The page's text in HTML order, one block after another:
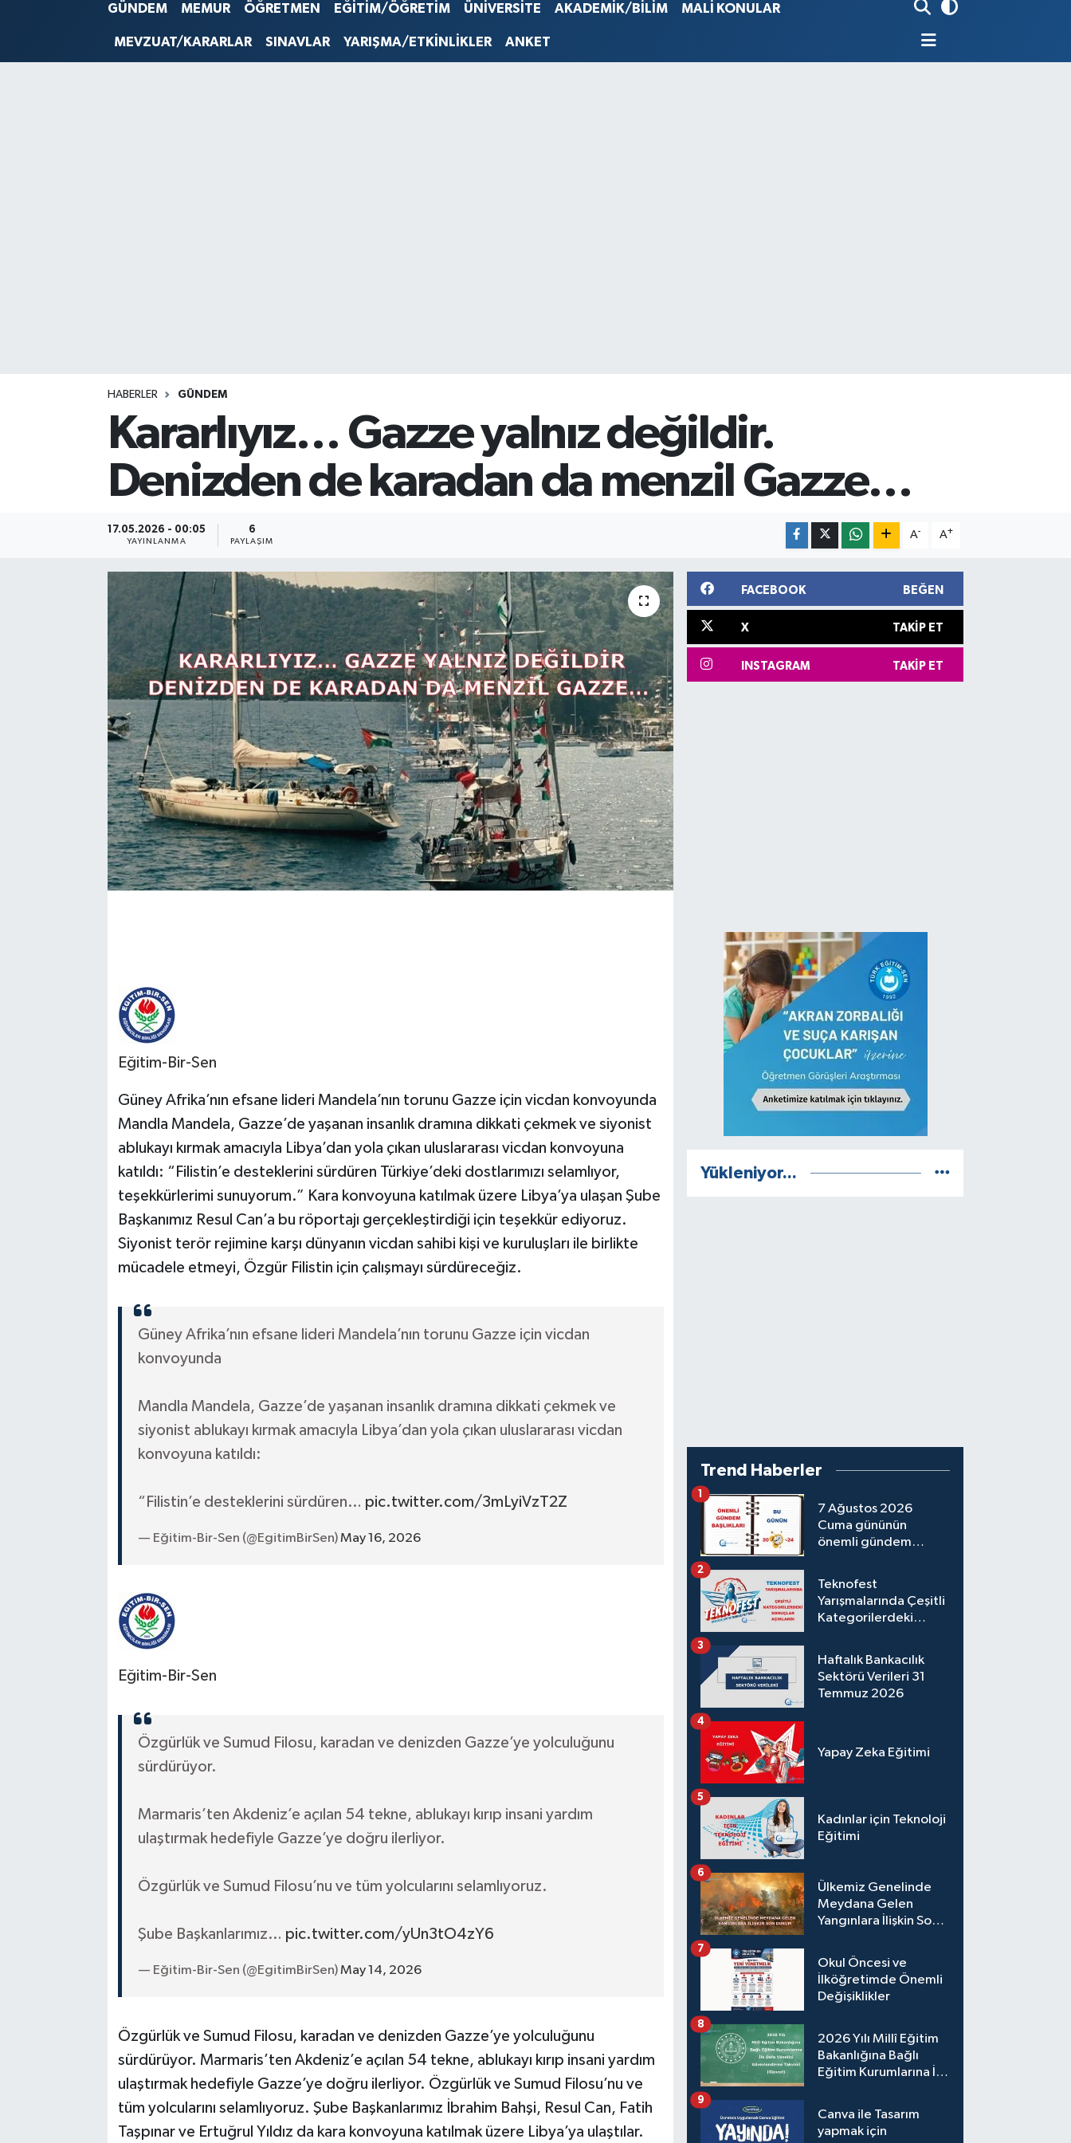
STERLİN
GÜNDEM MEMUR ÖĞRETMEN EĞİTİM/ÖĞRETİM ÜNİVERSİTE AKADEMİK/BİLİM MALİ KONULAR
MEVZUAT/KARARLAR SINAVLAR YARIŞMA/ETKİNLİKLER ANKET
HABERLER GÜNDEM
Kararlıyız… Gazze yalnız değildir.
Denizden de karadan da menzil Gazze…
17.05.2026 - 00:05
YAYINLANMA
6
PAYLAŞIM
A- A+
Eğitim-Bir-Sen
Güney Afrika’nın efsane lideri Mandela’nın torunu Gazze için vicdan konvoyunda
Mandla Mandela, Gazze’de yaşanan insanlık dramına dikkati çekmek ve siyonist
ablukayı kırmak amacıyla Libya’dan yola çıkan uluslararası vicdan konvoyuna
katıldı: “Filistin’e desteklerini sürdüren Türkiye’deki dostlarımızı selamlıyor,
teşekkürlerimi sunuyorum.” Kara konvoyuna katılmak üzere Libya’ya ulaşan Şube
Başkanımız Resul Can’a bu röportajı gerçekleştirdiği için teşekkür ediyoruz.
Siyonist terör rejimine karşı dünyanın vicdan sahibi kişi ve kuruluşları ile birlikte
mücadele etmeyi, Özgür Filistin için çalışmayı sürdüreceğiz.
Güney Afrika’nın efsane lideri Mandela’nın torunu Gazze için vicdan
konvoyunda
Mandla Mandela, Gazze’de yaşanan insanlık dramına dikkati çekmek ve
siyonist ablukayı kırmak amacıyla Libya’dan yola çıkan uluslararası vicdan
konvoyuna katıldı:
“Filistin’e desteklerini sürdüren… pic.twitter.com/3mLyiVzT2Z
— Eğitim-Bir-Sen (@EgitimBirSen)May 16, 2026
Eğitim-Bir-Sen
Özgürlük ve Sumud Filosu, karadan ve denizden Gazze’ye yolculuğunu
sürdürüyor.
Marmaris’ten Akdeniz’e açılan 54 tekne, ablukayı kırıp insani yardım
ulaştırmak hedefiyle Gazze’ye doğru ilerliyor.
Özgürlük ve Sumud Filosu’nu ve tüm yolcularını selamlıyoruz.
Şube Başkanlarımız… pic.twitter.com/yUn3tO4zY6
— Eğitim-Bir-Sen (@EgitimBirSen)May 14, 2026
Özgürlük ve Sumud Filosu, karadan ve denizden Gazze’ye yolculuğunu
sürdürüyor. Marmaris’ten Akdeniz’e açılan 54 tekne, ablukayı kırıp insani yardım
ulaştırmak hedefiyle Gazze’ye doğru ilerliyor. Özgürlük ve Sumud Filosu’nu ve
tüm yolcularını selamlıyoruz. Şube Başkanlarımız İbrahim Bahşi, Resul Can, Fatih
Taşpınar ve Ertuğrul Yıldız da kara konvoyuna katılmak üzere Libya’ya ulaştılar.
FACEBOOK BEĞEN
X TAKIP ET
INSTAGRAM TAKIP ET
Yükleniyor...
Trend Haberler
7 Ağustos 2026
Cuma gününün
önemli gündem
1
Teknofest
Yarışmalarında Çeşitli
Kategorilerdeki
2
Haftalık Bankacılık
Sektörü Verileri 31
Temmuz 2026
3
Yapay Zeka Eğitimi
4
Kadınlar için Teknoloji
Eğitimi
5
Ülkemiz Genelinde
Meydana Gelen
Yangınlara İlişkin Son
6
Okul Öncesi ve
İlköğretimde Önemli
Değişiklikler
7
2026 Yılı Millî Eğitim
Bakanlığına Bağlı
Eğitim Kurumlarına İlk
Takvimi (Güncel)
8
Canva ile Tasarım
yapmak için
9